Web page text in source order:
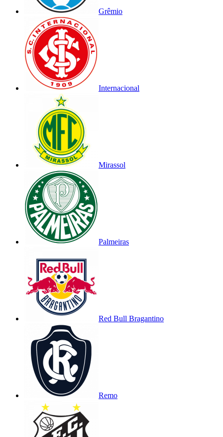
Grêmio
Internacional
Mirassol
Palmeiras
Red Bull Bragantino
Remo